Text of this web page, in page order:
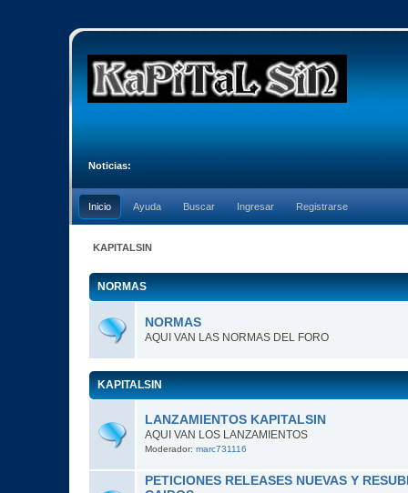
Noticias:
Inicio Ayuda Buscar Ingresar Registrarse
KAPITALSIN
NORMAS
NORMAS
AQUI VAN LAS NORMAS DEL FORO
KAPITALSIN
LANZAMIENTOS KAPITALSIN
AQUI VAN LOS LANZAMIENTOS
Moderador: marc731116
PETICIONES RELEASES NUEVAS Y